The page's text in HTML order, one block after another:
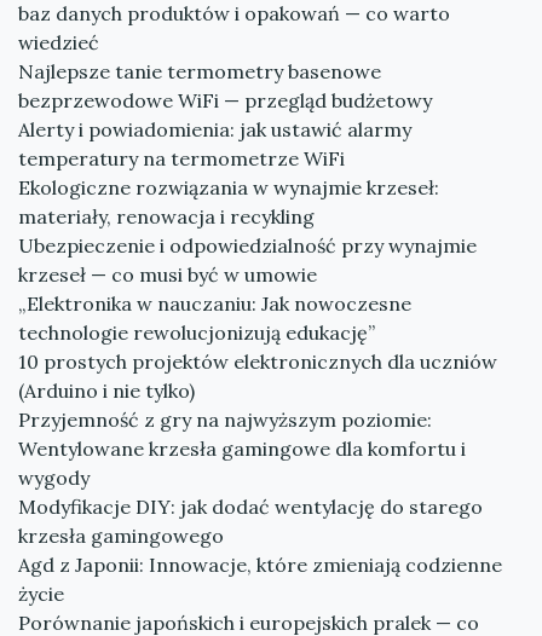
baz danych produktów i opakowań — co warto
wiedzieć
Najlepsze tanie termometry basenowe
bezprzewodowe WiFi — przegląd budżetowy
Alerty i powiadomienia: jak ustawić alarmy
temperatury na termometrze WiFi
Ekologiczne rozwiązania w wynajmie krzeseł:
materiały, renowacja i recykling
Ubezpieczenie i odpowiedzialność przy wynajmie
krzeseł — co musi być w umowie
„Elektronika w nauczaniu: Jak nowoczesne
technologie rewolucjonizują edukację”
10 prostych projektów elektronicznych dla uczniów
(Arduino i nie tylko)
Przyjemność z gry na najwyższym poziomie:
Wentylowane krzesła gamingowe dla komfortu i
wygody
Modyfikacje DIY: jak dodać wentylację do starego
krzesła gamingowego
Agd z Japonii: Innowacje, które zmieniają codzienne
życie
Porównanie japońskich i europejskich pralek — co